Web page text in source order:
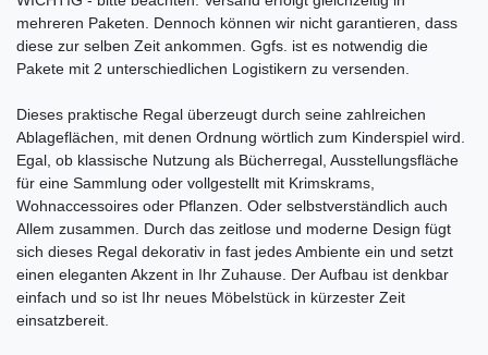
mehreren Paketen. Dennoch können wir nicht garantieren, dass
diese zur selben Zeit ankommen. Ggfs. ist es notwendig die
Pakete mit 2 unterschiedlichen Logistikern zu versenden.
Dieses praktische Regal überzeugt durch seine zahlreichen
Ablageflächen, mit denen Ordnung wörtlich zum Kinderspiel wird.
Egal, ob klassische Nutzung als Bücherregal, Ausstellungsfläche
für eine Sammlung oder vollgestellt mit Krimskrams,
Wohnaccessoires oder Pflanzen. Oder selbstverständlich auch
Allem zusammen. Durch das zeitlose und moderne Design fügt
sich dieses Regal dekorativ in fast jedes Ambiente ein und setzt
einen eleganten Akzent in Ihr Zuhause. Der Aufbau ist denkbar
einfach und so ist Ihr neues Möbelstück in kürzester Zeit
einsatzbereit.